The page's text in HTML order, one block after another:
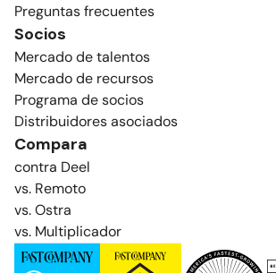
Preguntas frecuentes
Socios
Mercado de talentos
Mercado de recursos
Programa de socios
Distribuidores asociados
Compara
contra Deel
vs. Remoto
vs. Ostra
vs. Multiplicador